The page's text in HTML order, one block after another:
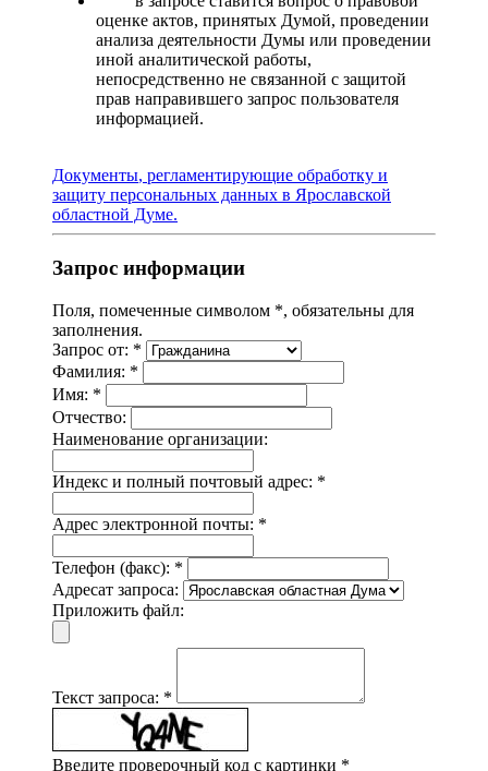
оценке актов, принятых Думой, проведении
анализа деятельности Думы или проведении
иной аналитической работы,
непосредственно не связанной с защитой
прав направившего запрос пользователя
информацией.
Документы, регламентирующие обработку и
защиту персональных данных в Ярославской
областной Думе.
Запрос информации
Поля, помеченные символом *, обязательны для
заполнения.
Запрос от: *
Фамилия: *
Имя: *
Отчество:
Наименование организации:
Индекс и полный почтовый адрес: *
Адрес электронной почты: *
Телефон (факс): *
Адресат запроса:
Приложить файл:
Текст запроса: *
Введите проверочный код с картинки *